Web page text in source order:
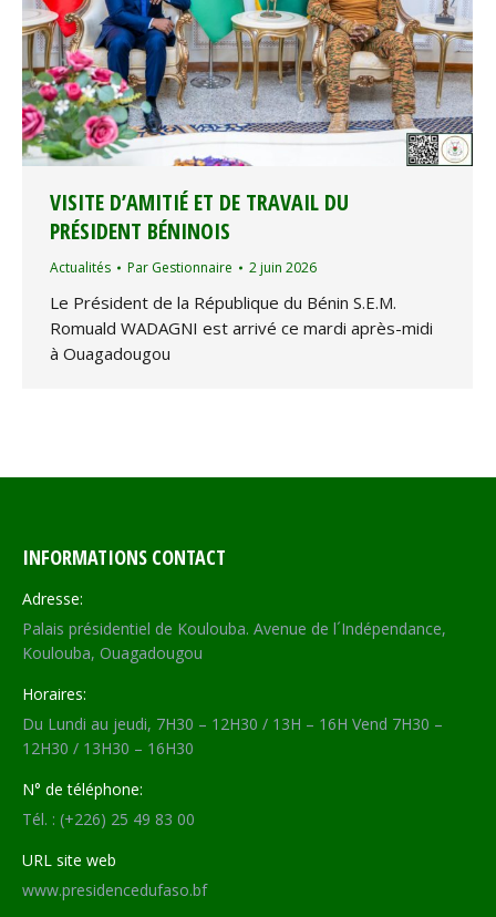
VISITE D’AMITIÉ ET DE TRAVAIL DU
PRÉSIDENT BÉNINOIS
Actualités Par Gestionnaire 2 juin 2026
Le Président de la République du Bénin S.E.M.
Romuald WADAGNI est arrivé ce mardi après-midi
à Ouagadougou
INFORMATIONS CONTACT
Adresse:
Palais présidentiel de Koulouba. Avenue de l´Indépendance,
Koulouba, Ouagadougou
Horaires:
Du Lundi au jeudi, 7H30 – 12H30 / 13H – 16H Vend 7H30 –
12H30 / 13H30 – 16H30
N° de téléphone:
Tél. : (+226) 25 49 83 00
URL site web
www.presidencedufaso.bf